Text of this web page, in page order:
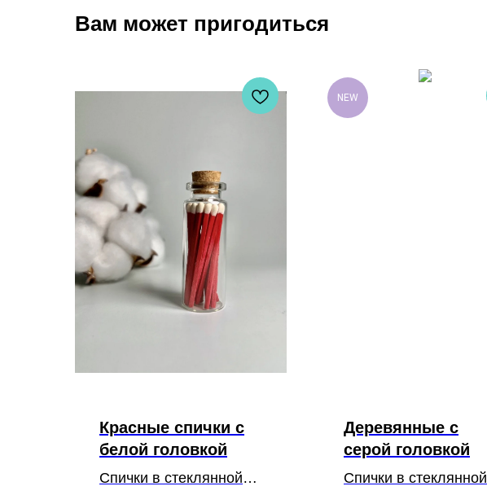
Вам может пригодиться
Красные спички с
белой головкой
Спички в стеклянной
NEW
Деревянные с
серой головкой
Спички в стеклянной